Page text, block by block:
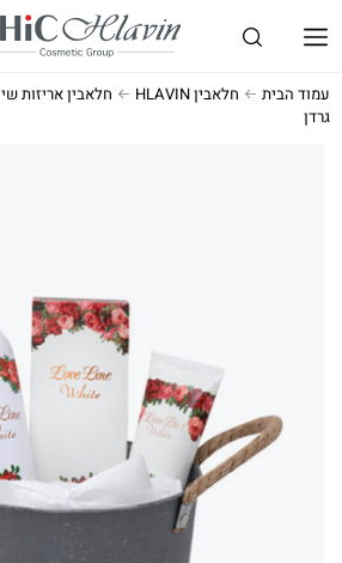
עמוד הבית חלאבין HLAVIN חלאבין אריזות שי
גרדן